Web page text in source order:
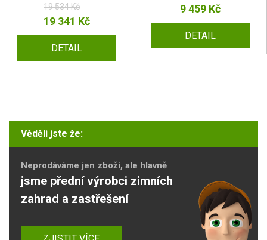
19 534 Kč
19 341 Kč
DETAIL
9 459 Kč
DETAIL
Věděli jste že:
Neprodáváme jen zboží, ale hlavně
jsme přední výrobci zimních
zahrad a zastřešení